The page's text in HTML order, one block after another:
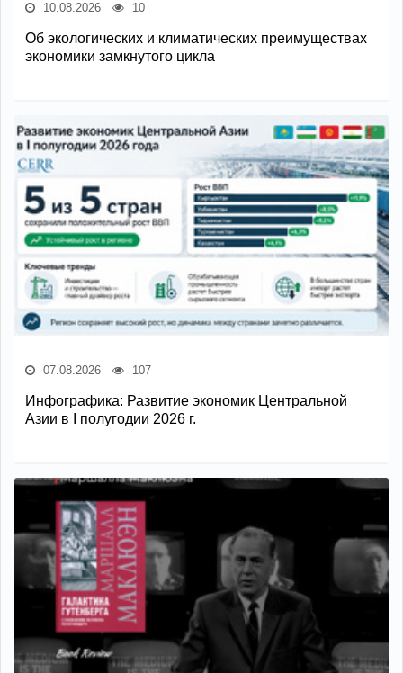
10.08.2026 10
Об экологических и климатических преимуществах
экономики замкнутого цикла
07.08.2026 107
Инфографика: Развитие экономик Центральной
Азии в I полугодии 2026 г.